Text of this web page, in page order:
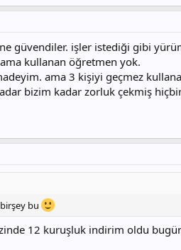
güvendiler. işler istediği gibi
ama kullanan öğretmen yok.
ama 3 kişiyi geçmez
bizim kadar zorluk çekmiş hiçbir
bu
12 kuruşluk indirim oldu